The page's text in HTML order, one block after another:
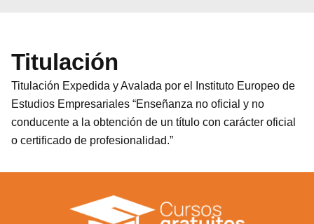
Titulación
Titulación Expedida y Avalada por el Instituto Europeo de
Estudios Empresariales “Enseñanza no oficial y no
conducente a la obtención de un título con carácter oficial
o certificado de profesionalidad.”